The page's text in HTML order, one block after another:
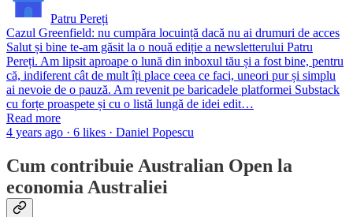
Patru Pereți
Cazul Greenfield: nu cumpăra locuință dacă nu ai drumuri de acces
Salut și bine te-am găsit la o nouă ediție a newsletterului Patru
Pereți. Am lipsit aproape o lună din inboxul tău și a fost bine, pentru
că, indiferent cât de mult îți place ceea ce faci, uneori pur și simplu
ai nevoie de o pauză. Am revenit pe baricadele platformei Substack
cu forțe proaspete și cu o listă lungă de idei edit…
Read more
4 years ago · 6 likes · Daniel Popescu
Cum contribuie Australian Open la
economia Australiei